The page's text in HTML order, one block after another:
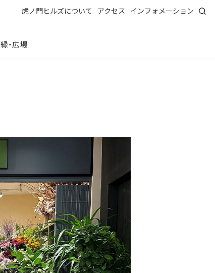
虎ノ門ヒルズについて アクセス インフォメーション
緑・広場